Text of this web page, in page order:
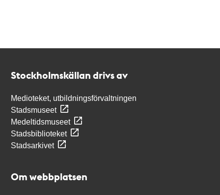
Stockholmskällan drivs av
Medioteket, utbildningsförvaltningen
Stadsmuseet
Medeltidsmuseet
Stadsbiblioteket
Stadsarkivet
Om webbplatsen